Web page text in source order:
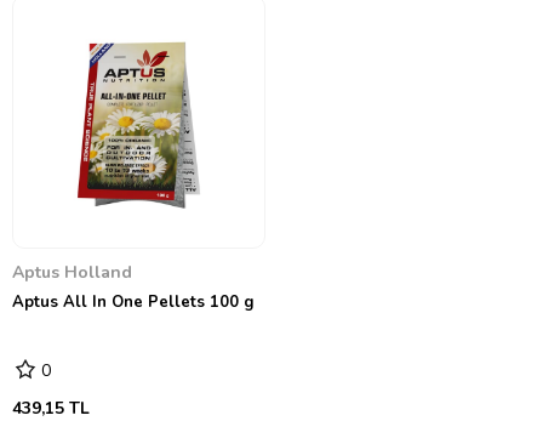
Aptus Holland
Aptus All In One Pellets 100 g
0
439,15 TL